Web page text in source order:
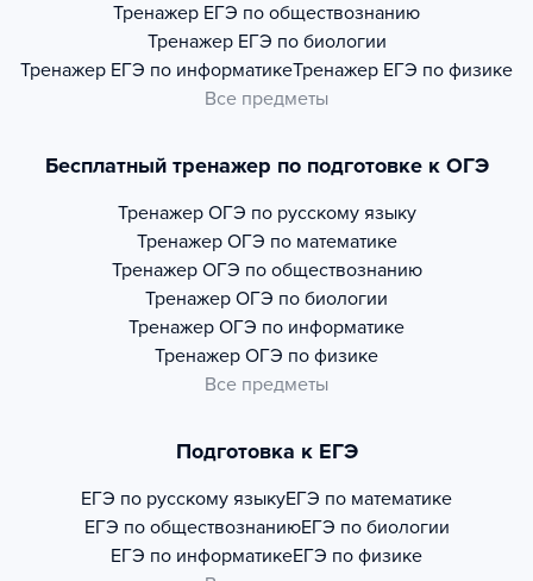
Тренажер ЕГЭ по обществознанию
Тренажер ЕГЭ по биологии
Тренажер ЕГЭ по информатикеТренажер ЕГЭ по физике
Все предметы
Бесплатный тренажер по подготовке к ОГЭ
Тренажер ОГЭ по русскому языку
Тренажер ОГЭ по математике
Тренажер ОГЭ по обществознанию
Тренажер ОГЭ по биологии
Тренажер ОГЭ по информатике
Тренажер ОГЭ по физике
Все предметы
Подготовка к ЕГЭ
ЕГЭ по русскому языкуЕГЭ по математике
ЕГЭ по обществознаниюЕГЭ по биологии
ЕГЭ по информатикеЕГЭ по физике